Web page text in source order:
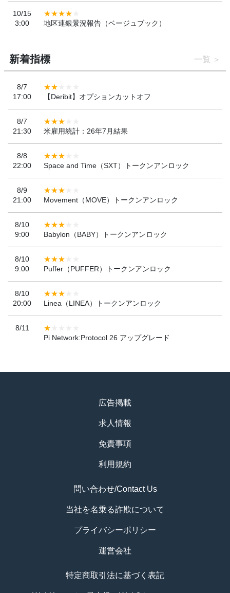
10/15
3:00
地区連銀景況報告（ベージュブック）
新着指標 一覧
8/7
17:00
【Deribit】オプションカットオフ
8/7
21:30
米雇用統計：26年7月結果
8/8
22:00
Space and Time（SXT）トークンアンロック
8/9
21:00
Movement（MOVE）トークンアンロック
8/10
9:00
Babylon（BABY）トークンアンロック
8/10
9:00
Puffer（PUFFER）トークンアンロック
8/10
20:00
Linea（LINEA）トークンアンロック
8/11
Pi Network:Protocol 26 アップグレード
広告掲載
求人情報
免責事項
利用規約
問い合わせ/Contact Us
当社を名乗る詐欺について
プライバシーポリシー
運営会社
特定商取引法に基づく表記